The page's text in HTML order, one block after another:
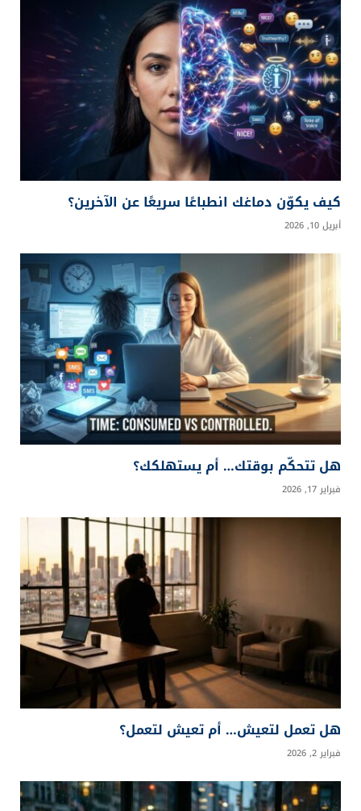
كيف يكوّن دماغك انطباعًا سريعًا عن الآخرين؟
أبريل 10, 2026
هل تتحكّم بوقتك… أم يستهلكك؟
فبراير 17, 2026
هل تعمل لتعيش… أم تعيش لتعمل؟
فبراير 2, 2026